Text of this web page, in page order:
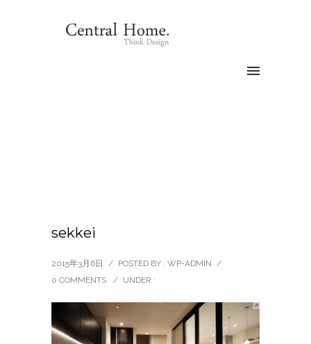
sekkei
2015年3月6日 / POSTED BY : WP-ADMIN /
0 COMMENTS
/ UNDER :